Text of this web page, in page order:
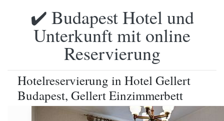
✔️ Budapest Hotel und
Unterkunft mit online
Reservierung
Hotelreservierung in Hotel Gellert
Budapest, Gellert Einzimmerbett